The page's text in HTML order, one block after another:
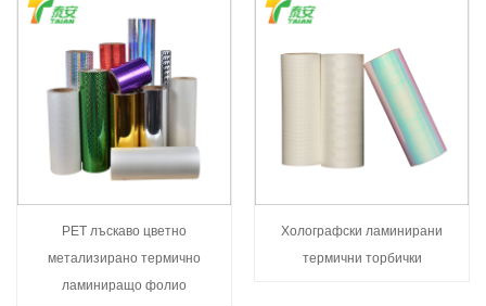
PET лъскаво цветно
метализирано термично
ламиниращо фолио
Холографски ламинирани
термични торбички